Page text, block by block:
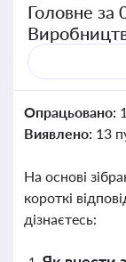
Головне за
Опрацьовано:
Виявлено: 13
На основі
короткі
дізнаєтесь: